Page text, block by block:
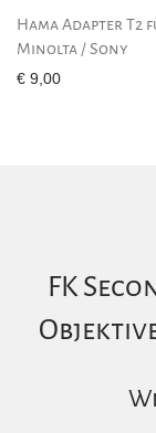
Hama Adapter T2
Minolta / Sony
€ 9,00
FK